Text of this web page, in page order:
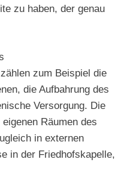
zu haben, der genau
zum Beispiel die
die Aufbahrung des
Versorgung. Die
Räumen des
in externen
in der Friedhofskapelle,